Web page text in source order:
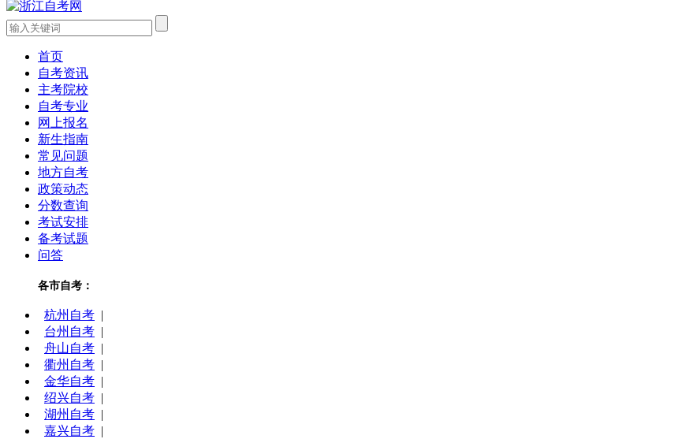
首页
自考资讯
主考院校
自考专业
网上报名
新生指南
常见问题
地方自考
政策动态
分数查询
考试安排
备考试题
问答
各市自考：
杭州自考 |
台州自考 |
舟山自考 |
衢州自考 |
金华自考 |
绍兴自考 |
湖州自考 |
嘉兴自考 |